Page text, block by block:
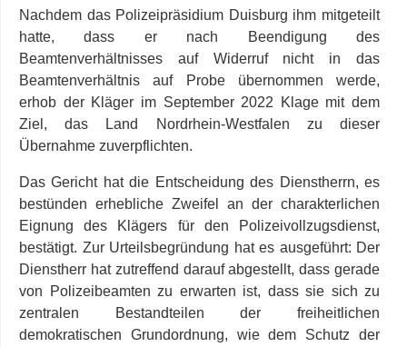
Nachdem das Polizeipräsidium Duisburg ihm mitgeteilt
hatte, dass er nach Beendigung des
Beamtenverhältnisses auf Widerruf nicht in das
Beamtenverhältnis auf Probe übernommen werde,
erhob der Kläger im September 2022 Klage mit dem
Ziel, das Land Nordrhein-Westfalen zu dieser
Übernahme zuverpflichten.
Das Gericht hat die Entscheidung des Dienstherrn, es
bestünden erhebliche Zweifel an der charakterlichen
Eignung des Klägers für den Polizeivollzugsdienst,
bestätigt. Zur Urteilsbegründung hat es ausgeführt: Der
Dienstherr hat zutreffend darauf abgestellt, dass gerade
von Polizeibeamten zu erwarten ist, dass sie sich zu
zentralen Bestandteilen der freiheitlichen
demokratischen Grundordnung, wie dem Schutz der